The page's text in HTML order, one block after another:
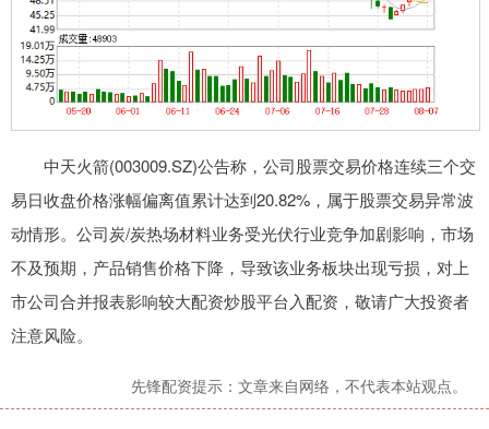
中天火箭(003009.SZ)公告称，公司股票交易价格连续三个交
易日收盘价格涨幅偏离值累计达到20.82%，属于股票交易异常波
动情形。公司炭/炭热场材料业务受光伏行业竞争加剧影响，市场
不及预期，产品销售价格下降，导致该业务板块出现亏损，对上
市公司合并报表影响较大配资炒股平台入配资，敬请广大投资者
注意风险。
先锋配资提示：文章来自网络，不代表本站观点。